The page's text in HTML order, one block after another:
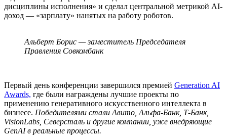
дисциплины исполнения» и сделал центральной метрикой AI-
доход — «зарплату» нанятых на работу роботов.
Альберт Борис — заместитель Председателя
Правления Совкомбанк
Первый день конференции завершился премией Generation AI
Awards, где были награждены лучшие проекты по
применению генеративного искусственного интеллекта в
бизнесе. Победителями стали Авито, Альфа-Банк, Т-Банк,
VisionLabs, Северсталь и другие компании, уже внедряющие
GenAI в реальные процессы.